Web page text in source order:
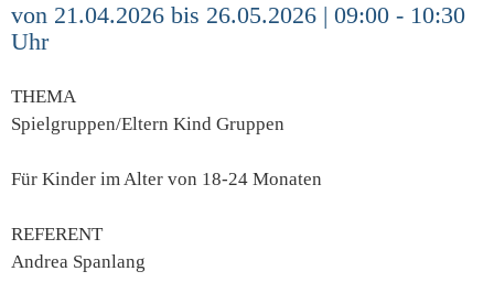
von 21.04.2026 bis 26.05.2026 | 09:00 - 10:30
Uhr
THEMA
Spielgruppen/Eltern Kind Gruppen
Für Kinder im Alter von 18-24 Monaten
REFERENT
Andrea Spanlang